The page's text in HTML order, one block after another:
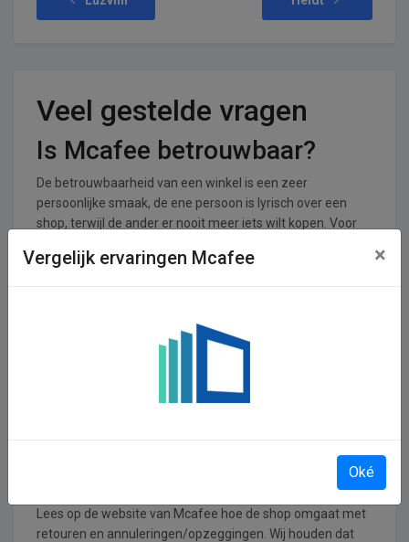
Veel gestelde vragen
Is Mcafee betrouwbaar?
De betrouwbaarheid van een winkel is een zeer
persoonlijke smaak, de ene persoon is lyrisch over een
shop, terwijl de ander er nooit meer iets wilt kopen. Voor
shop krijgt een gemiddeld cijfer van 0,00 uit een totaal van
In welke branches is Mcafee
Lees op de website van Mcafee hoe de shop omgaat met
retouren en annuleringen/opzeggingen. Wij houden dat
Vergelijk ervaringen Mcafee ×
Oké